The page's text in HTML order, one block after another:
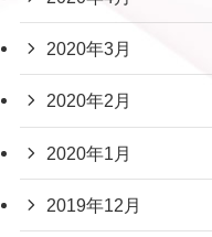
2020年3月
2020年2月
2020年1月
2019年12月